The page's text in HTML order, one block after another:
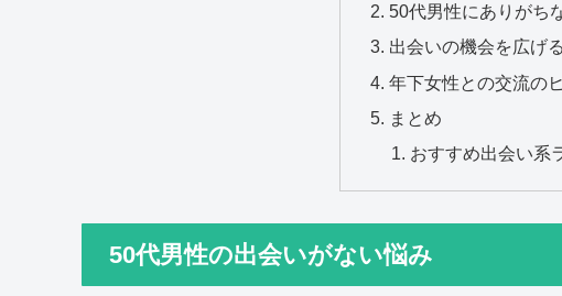
50代男性にありがち
出会いの機会を広げ
年下女性との交流の
まとめ
おすすめ出会い系
50代男性の出会いがない悩み